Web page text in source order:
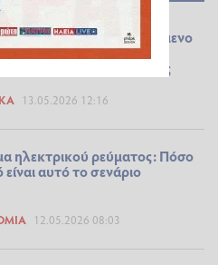
Ανοιχτό το ενδεχόμενο
μέτρα στο ρεύμα - Θα
να μειώνονται οι τιμές
13.05.2026 12:16
ηλεκτρικού ρεύματος: Πόσο
είναι αυτό το σενάριο
12.05.2026 08:03